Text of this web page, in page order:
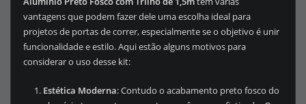
vantagens que podem fazer dele uma escolha ideal para
projetos de portas de correr, especialmente se o objetivo é unir
funcionalidade e estilo. Aqui estão alguns motivos para
considerar o uso desse kit:
Estética Moderna: Contudo o acabamento preto fosco do